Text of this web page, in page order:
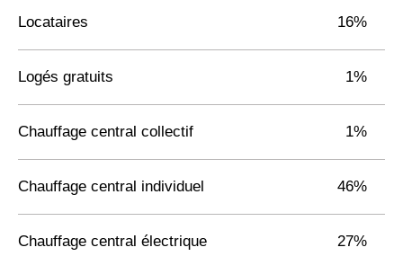
Locataires 16%
Logés gratuits 1%
Chauffage central collectif 1%
Chauffage central individuel 46%
Chauffage central électrique 27%